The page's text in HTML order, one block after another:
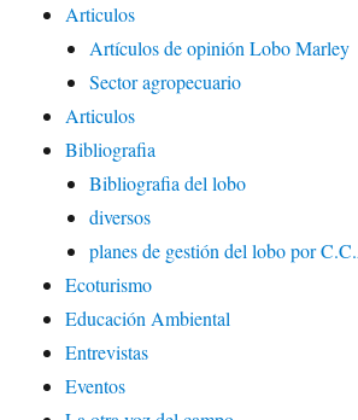
Articulos
Artículos de opinión Lobo Marley
Sector agropecuario
Articulos
Bibliografia
Bibliografia del lobo
diversos
planes de gestión del lobo por
Ecoturismo
Educación Ambiental
Entrevistas
Eventos